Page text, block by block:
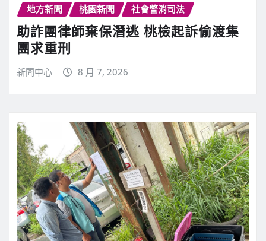
地方新聞 桃園新聞 社會警消司法
助詐團律師棄保潛逃 桃檢起訴偷渡集
團求重刑
新聞中心 8 月 7, 2026